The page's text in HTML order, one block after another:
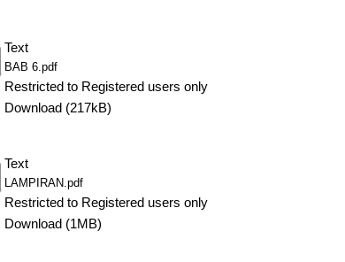
Text
BAB 6.pdf
Restricted to Registered users only
Download (217kB)
Text
LAMPIRAN.pdf
Restricted to Registered users only
Download (1MB)